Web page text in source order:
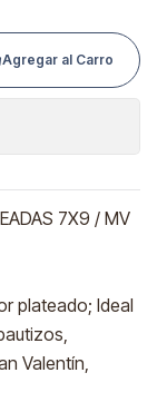
Agregar al Carro
7X9 / MV
plateado; Ideal
Valentín,